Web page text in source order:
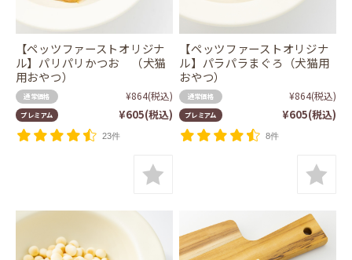
【ペッツファーストオリジナ
ル】パリパリかつお （犬猫
用おやつ）
通常価格 ¥864(税込)
プレミアム ¥605(税込)
23件
【ペッツファーストオリジナ
ル】パラパラまぐろ（犬猫用
おやつ）
通常価格 ¥864(税込)
プレミアム ¥605(税込)
8件